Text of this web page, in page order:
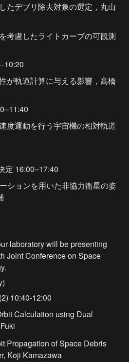
たデブリ除去対象の選定，丸山
考慮したライトカーブの可観測
が軌道計算に与える影響，高橋
度運動を行う宇宙機の相対軌道
定 16:00–17:40
ションを用いた非協力衛星の姿
laboratory will be presenting
Joint Conference on Space
10:40-12:00
Calculation using Dual
Propagation of Space Debris
Koji Kamazawa